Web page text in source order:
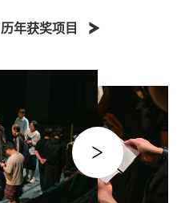
历年获奖项目